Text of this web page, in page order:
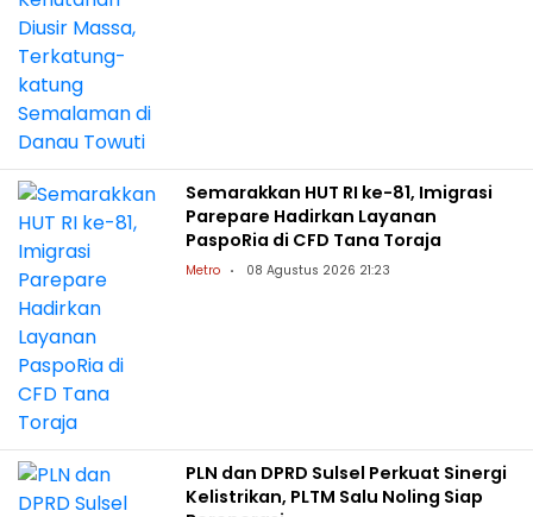
Semarakkan HUT RI ke-81, Imigrasi
Parepare Hadirkan Layanan
PaspoRia di CFD Tana Toraja
Metro 08 Agustus 2026 21:23
PLN dan DPRD Sulsel Perkuat Sinergi
Kelistrikan, PLTM Salu Noling Siap